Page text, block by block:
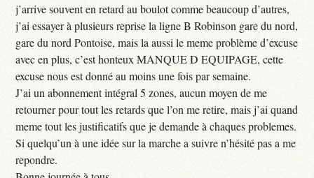
j’arrive souvent en retard au boulot comme beaucoup d’autres,
j’ai essayer à plusieurs reprise la ligne B Robinson gare du nord,
gare du nord Pontoise, mais la aussi le meme problème d’excuse
avec en plus, c’est honteux MANQUE D EQUIPAGE, cette
excuse nous est donné au moins une fois par semaine.
J’ai un abonnement intégral 5 zones, aucun moyen de me
retourner pour tout les retards que l’on me retire, mais j’ai quand
meme tout les justificatifs que je demande à chaques problemes.
Si quelqu’un à une idée sur la marche a suivre n’hésité pas a me
repondre.